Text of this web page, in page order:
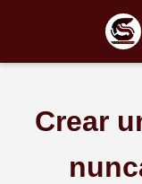
Crear